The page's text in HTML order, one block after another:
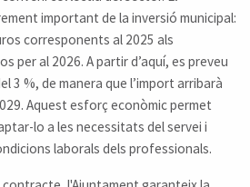
important de la inversió municipal:
corresponents al 2025 als
per al 2026. A partir d’aquí, es preveu
3 %, de manera que l’import arribarà
Aquest esforç econòmic permet
lo a les necessitats del servei i
laborals dels professionals.